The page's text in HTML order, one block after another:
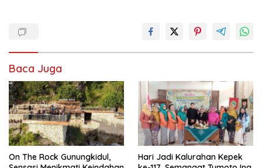
Baca Juga
On The Rock Gunungkidul,
Hari Jadi Kalurahan Kepek